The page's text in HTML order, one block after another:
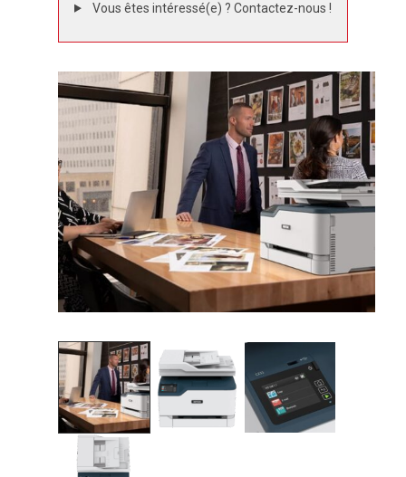
Vous êtes intéressé(e) ? Contactez-nous !